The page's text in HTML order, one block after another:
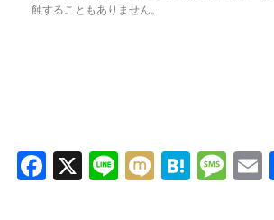
蝕することもありません。
Facebook
X LineMixi